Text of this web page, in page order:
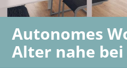
Autonomes
Alter nahe